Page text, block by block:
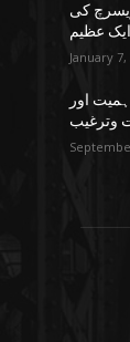
کی
January 7,
اور
وترغیب